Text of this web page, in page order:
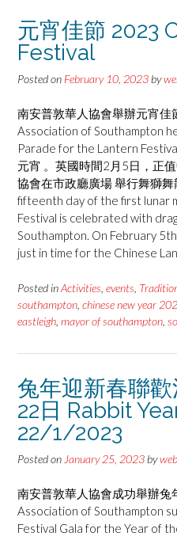
元宵佳節 2023
Festival
Posted on February 10, 2023 by
南安普敦華人協會舉辦元宵佳
Association of Southampton
Parade for the Lantern
元宵 。英國時間2月5日，正
協會在市政廳廣場 舉行舞獅
fifteenth day of the first lunar
Festival is celebrated with
Southampton. On February
just in time for the Chinese
Posted inActivities events
southampton chinese new year
eastleigh mayor of southampton
兔年迎新春聯歡
22日 Rabbit
22/1/2023
Posted on January 25, 2023 by
南安普敦華人協會成功舉辦兔
Association of Southampton
Festival Gala for the Year of